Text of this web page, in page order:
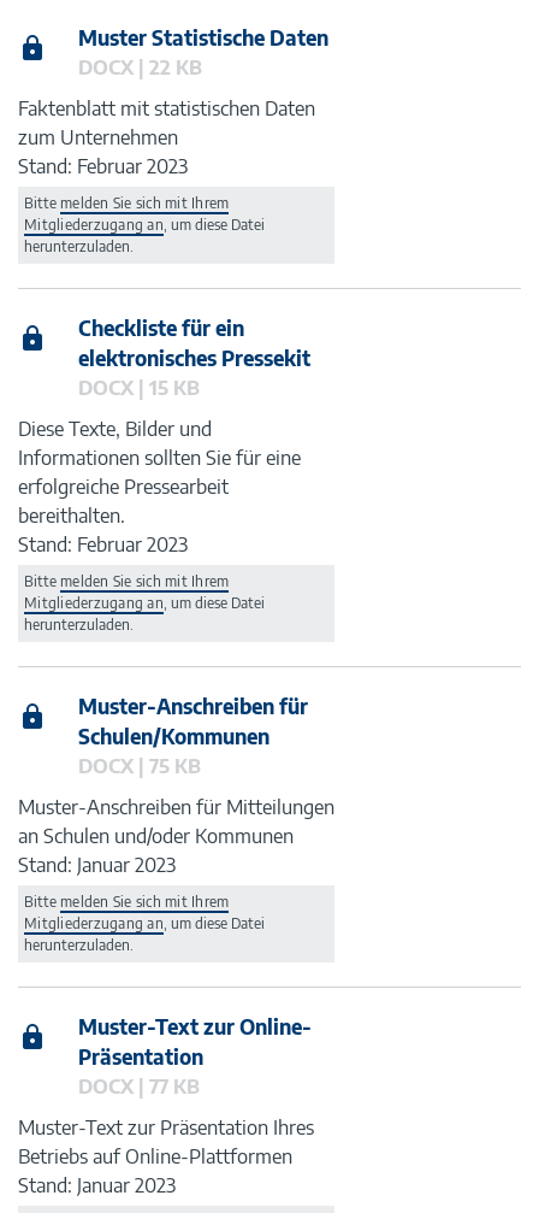
Muster Statistische Daten
DOCX | 22 KB
Faktenblatt mit statistischen Daten
zum Unternehmen
Stand: Februar 2023
Bitte melden Sie sich mit Ihrem
Mitgliederzugang an, um diese Datei
herunterzuladen.
Checkliste für ein
elektronisches Pressekit
DOCX | 15 KB
Diese Texte, Bilder und
Informationen sollten Sie für eine
erfolgreiche Pressearbeit
bereithalten.
Stand: Februar 2023
Bitte melden Sie sich mit Ihrem
Mitgliederzugang an, um diese Datei
herunterzuladen.
Muster-Anschreiben für
Schulen/Kommunen
DOCX | 75 KB
Muster-Anschreiben für Mitteilungen
an Schulen und/oder Kommunen
Stand: Januar 2023
Bitte melden Sie sich mit Ihrem
Mitgliederzugang an, um diese Datei
herunterzuladen.
Muster-Text zur Online-
Präsentation
DOCX | 77 KB
Muster-Text zur Präsentation Ihres
Betriebs auf Online-Plattformen
Stand: Januar 2023